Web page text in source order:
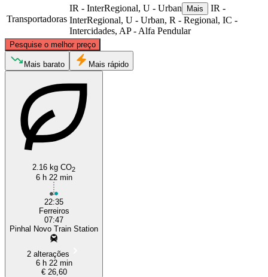
Transportadoras
IR - InterRegional, U - Urban Mais
IR -
InterRegional, U - Urban, R - Regional, IC -
Intercidades, AP - Alfa Pendular
Pesquise o melhor preço
©CARTO , ©OpenStreetMap
Mais barato Mais rápido
2.16 kg CO2
6 h 22 min
22:35
Ferreiros
07:47
Pinhal Novo Train Station
2 alterações
6 h 22 min
€ 26,60